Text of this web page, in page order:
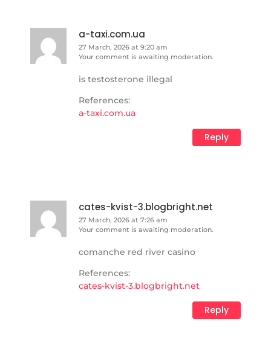
a-taxi.com.ua
27 March, 2026 at 9:20 am
Your comment is awaiting moderation.
is testosterone illegal
References:
a-taxi.com.ua
Reply
cates-kvist-3.blogbright.net
27 March, 2026 at 7:26 am
Your comment is awaiting moderation.
comanche red river casino
References:
cates-kvist-3.blogbright.net
Reply